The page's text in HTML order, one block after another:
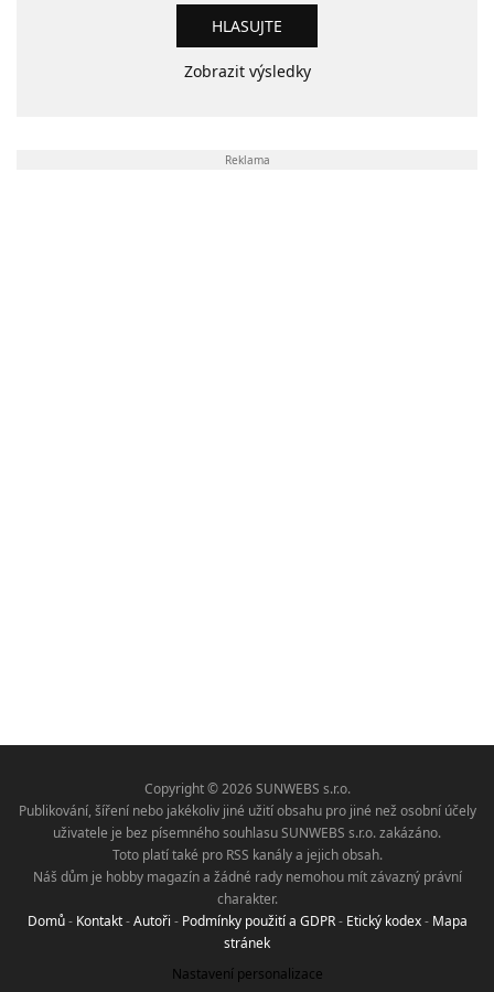
Zobrazit výsledky
Reklama
Copyright © 2026 SUNWEBS s.r.o.
Publikování, šíření nebo jakékoliv jiné užití obsahu pro jiné než osobní účely
uživatele je bez písemného souhlasu SUNWEBS s.r.o. zakázáno.
Toto platí také pro RSS kanály a jejich obsah.
Náš dům je hobby magazín a žádné rady nemohou mít závazný právní
charakter.
Domů- Kontakt-Autoři - Podmínky použití a GDPR- Etický kodex- Mapa
stránek
Nastavení personalizace